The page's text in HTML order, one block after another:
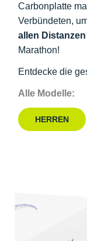
Carbonplatte
Verbündeten,
allen
Marathon!
Entdecke die
Alle Modelle:
HERREN